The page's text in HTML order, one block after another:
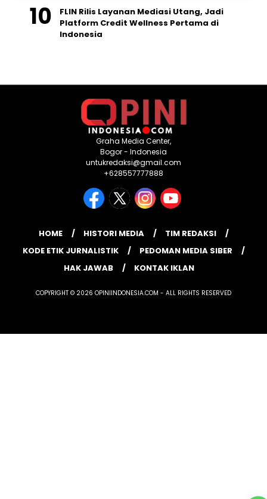
FLIN Rilis Layanan Mediasi Utang, Jadi
Platform Credit Wellness Pertama di
Indonesia
Graha Media Center,
Bogor - Indonesia
untukredaksi@gmail.com
+628557777888
HOME HISTORI MEDIA
TIM REDAKSI
KODE ETIK JURNALISTIK
PEDOMAN MEDIA SIBER
HAK JAWAB
KONTAK IKLAN
COPYRIGHT © 2026 OPINIINDONESIA.COM - ALL RIGHTS RESERVED